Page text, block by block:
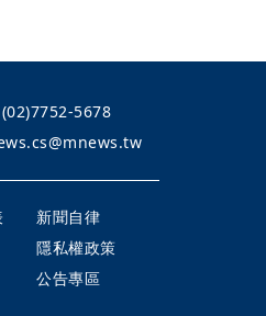
(02)7752-5678
新聞自律
隱私權政策
公告專區